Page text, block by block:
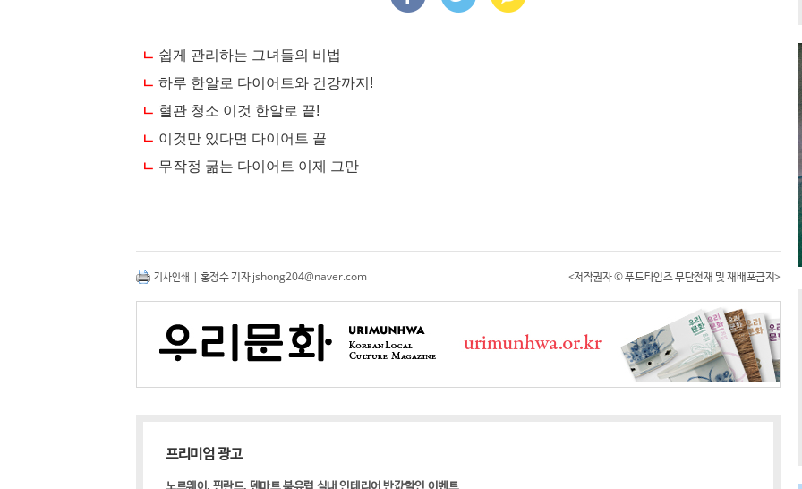
기사인쇄 | 홍정수 기자jshong204@naver.com <저작권자 © 푸드타임즈 무단전재 및 재배포금지>
프리미엄 광고
노르웨이, 핀란드, 덴마트 북유럽 실내 인테리어 반값할인 이벤트